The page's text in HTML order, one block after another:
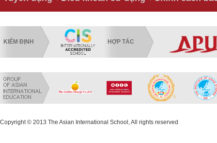
KIỂM ĐỊNH HỢP TÁC
Copyright © 2013 The Asian International School, All rights reserved